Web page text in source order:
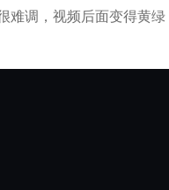
调，视频后面变得黄绿